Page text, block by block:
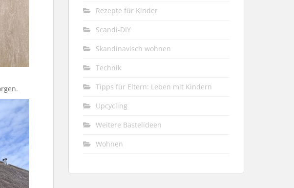
Rezepte für Kinder
Scandi-DIY
Skandinavisch wohnen
Technik
Tipps für Eltern: Leben mit Kindern
Upcycling
Weitere Bastelideen
Wohnen